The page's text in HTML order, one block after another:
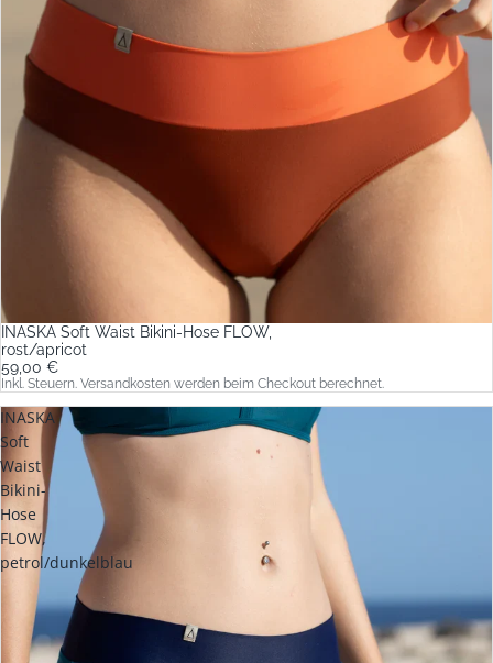
INASKA Soft Waist Bikini-Hose FLOW,
rost/apricot
59,00 €
Inkl. Steuern. Versandkosten werden beim Checkout berechnet.
INASKA
Soft
Waist
Bikini-
Hose
FLOW,
petrol/dunkelblau